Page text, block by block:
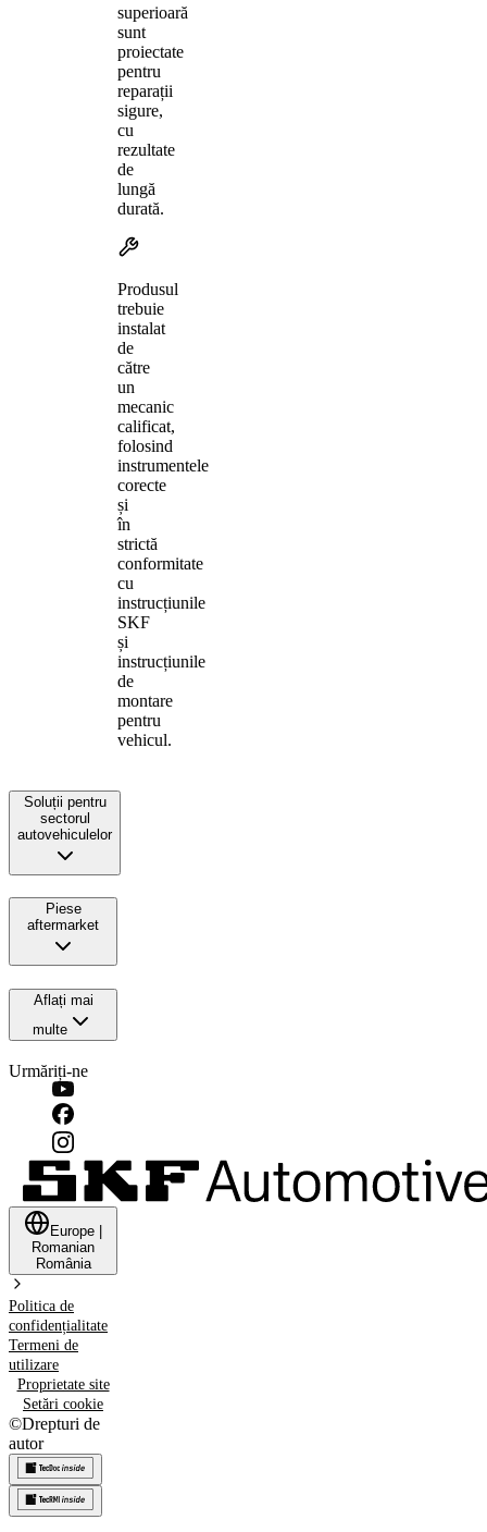
superioară
sunt
proiectate
pentru
reparații
sigure,
cu
rezultate
de
lungă
durată.
Produsul
trebuie
instalat
de
către
un
mecanic
calificat,
folosind
instrumentele
corecte
și
în
strictă
conformitate
cu
instrucțiunile
SKF
și
instrucțiunile
de
montare
pentru
vehicul.
Soluții pentru
sectorul
autovehiculelor
Piese
aftermarket
Aflați mai
multe
Urmăriți-ne
Europe
Romanian
România
Politica de
confidențialitate
Termeni de
utilizare
Proprietate site
Setări cookie
©Drepturi de
autor